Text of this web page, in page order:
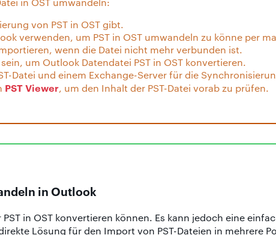
von PST in OST gibt.
verwenden, um PST in OST umwandeln zu könne per
wenn die Datei nicht mehr verbunden ist.
um Outlook Datendatei PST in OST konvertieren.
Datei und einem Exchange-Server für die
PST Viewer, um den Inhalt der PST-Datei vorab zu prüfen.
in Outlook
in OST konvertieren können. Es kann jedoch eine
Lösung für den Import von PST-Dateien in mehrere